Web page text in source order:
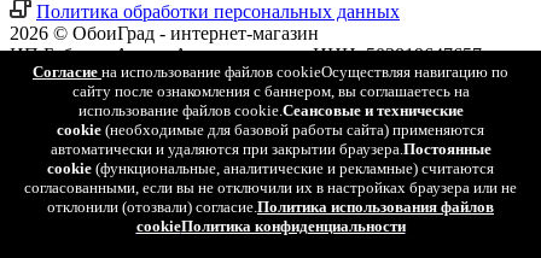
Политика обработки персональных данных
2026 © ОбоиГрад - интернет-магазин
ИП Бабенко Антон Александрович, ИНН: 503819647657,
ОГРН: 318505000026504
Найти
Согласие на использование файлов cookieОсуществляя навигацию по
сайту после ознакомления с баннером, вы соглашаетесь на
использование файлов cookie.Сеансовые и технические
cookie (необходимые для базовой работы сайта) применяются
автоматически и удаляются при закрытии браузера.Постоянные
cookie (функциональные, аналитические и рекламные) считаются
согласованными, если вы не отключили их в настройках браузера или не
отклонили (отозвали) согласие.Политика использования файлов
cookieПолитика конфиденциальности